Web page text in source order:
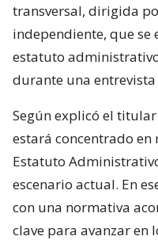
transversal, dirigida
independiente, que se
estatuto
durante una entrevista
Según explicó el
estará concentrado
Estatuto
escenario actual. En
con una normativa
clave para avanzar en